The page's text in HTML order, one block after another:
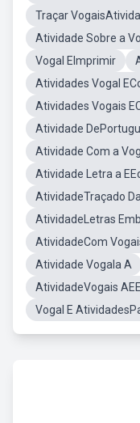
Traçar
Atividade Sobre a
Vogal EImprimir
Atividades Vogal
Atividades Vogais
Atividade
Atividade Com a
Atividade Letra a
AtividadeTraçado
AtividadeLetras
AtividadeCom
Atividade Vogala A
AtividadeVogais AEE
Vogal E